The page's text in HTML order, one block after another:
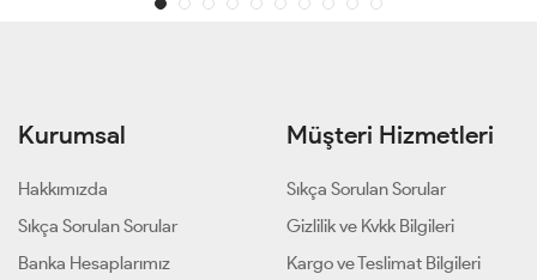
Kurumsal
Hakkımızda
Sıkça Sorulan Sorular
Banka Hesaplarımız
Müşteri Hizmetleri
Sıkça Sorulan Sorular
Gizlilik ve Kvkk Bilgileri
Kargo ve Teslimat Bilgileri